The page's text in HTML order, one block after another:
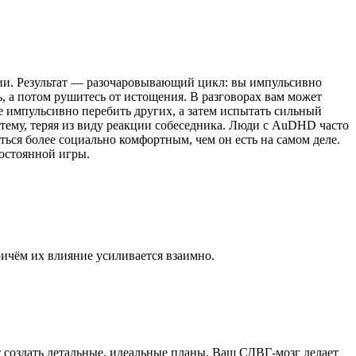
Результат — разочаровывающий цикл: вы импульсивно
а потом рушитесь от истощения. В разговорах вам может
перебить других, а затем испытать сильный
теряя из виду реакции собеседника. Люди с AuDHD часто
более социально комфортным, чем он есть на самом деле.
игры.
их влияние усиливается взаимно.
детальные, идеальные планы. Ваш СДВГ-мозг делает